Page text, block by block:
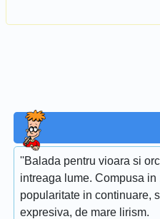
''Balada pentru vioara si
intreaga lume. Compusa
popularitate in continuare,
expresiva, de mare lirism.